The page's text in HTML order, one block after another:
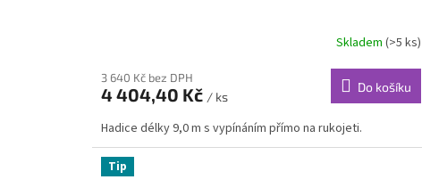
R
M
A
Skladem(>5 ks)
3 640 Kč bez DPH
4 404,40 Kč / ks
Do košíku
Hadice délky 9,0 m s vypínáním přímo na rukojeti.
Tip